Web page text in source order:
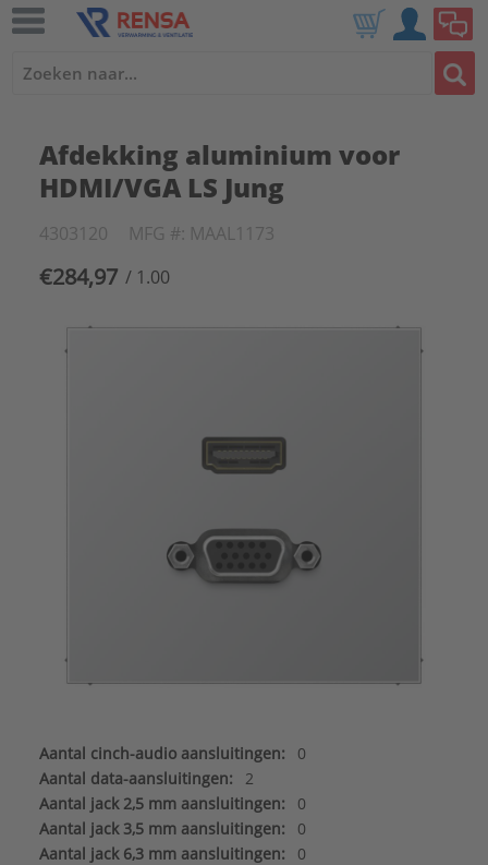
Afdekking aluminium voor
HDMI/VGA LS Jung
4303120 MFG #: MAAL1173
€284,97 / 1.00
Aantal cinch-audio aansluitingen:
0
Aantal data-aansluitingen:
2
Aantal jack 2,5 mm aansluitingen:
0
Aantal jack 3,5 mm aansluitingen:
0
Aantal jack 6,3 mm aansluitingen:
0